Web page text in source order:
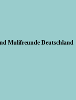
Mulifreunde Deutschland